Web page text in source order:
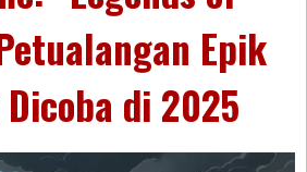
Epik
di 2025